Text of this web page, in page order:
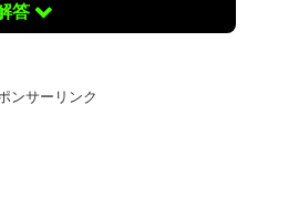
答
ンサーリンク